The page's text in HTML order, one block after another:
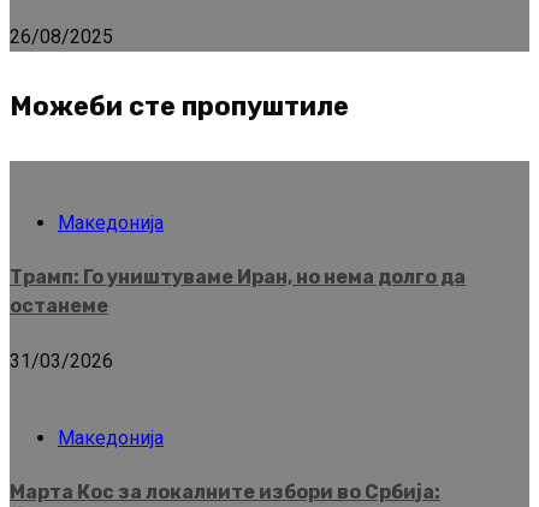
26/08/2025
Можеби сте пропуштиле
Македонија
Трамп: Го уништуваме Иран, но нема долго да
останеме
31/03/2026
Македонија
Марта Кос за локалните избори во Србија: